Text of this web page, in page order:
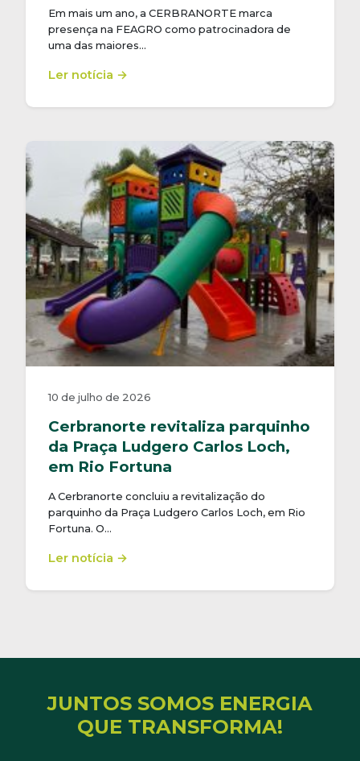
Em mais um ano, a CERBRANORTE marca
presença na FEAGRO como patrocinadora de
uma das maiores…
Ler notícia →
10 de julho de 2026
Cerbranorte revitaliza parquinho
da Praça Ludgero Carlos Loch,
em Rio Fortuna
A Cerbranorte concluiu a revitalização do
parquinho da Praça Ludgero Carlos Loch, em Rio
Fortuna. O…
Ler notícia →
JUNTOS SOMOS ENERGIA
QUE TRANSFORMA!